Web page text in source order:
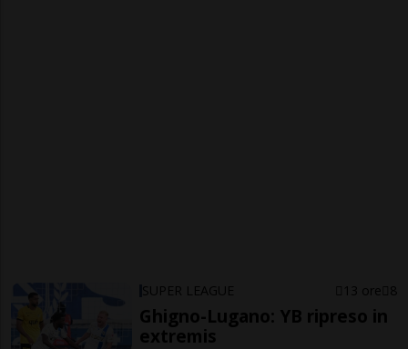
SUPER LEAGUE 13 ore 8
Ghigno-Lugano: YB ripreso in
extremis